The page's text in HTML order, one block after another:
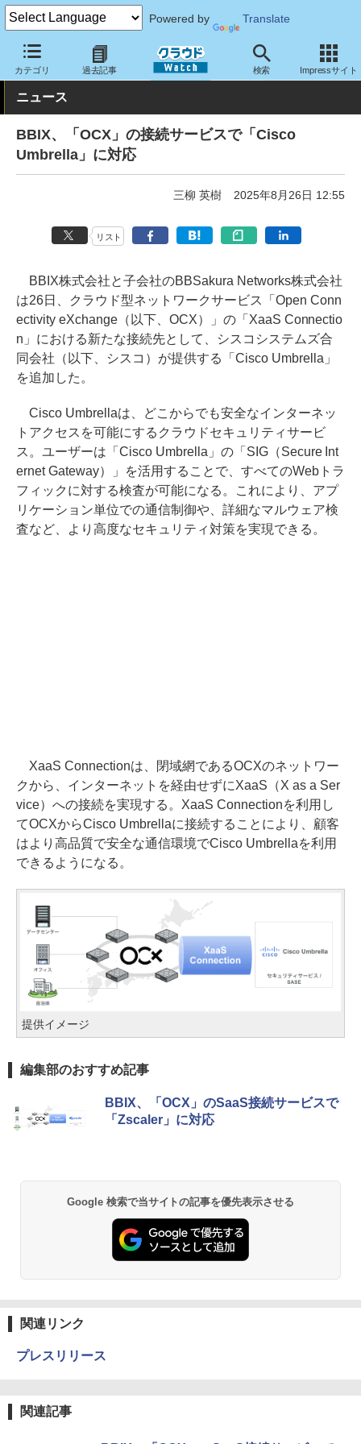
Powered by Translate
カテゴリ 過去記事 検索 Impressサイト
クラウド Watch ネットワーク 通信インフラ
ニュース
BBIX、「OCX」の接続サービスで「Cisco
Umbrella」に対応
三柳 英樹 2025年8月26日 12:55
リスト
BBIX株式会社と子会社のBBSakura Networks株式会社
は26日、クラウド型ネットワークサービス「Open Conn
ectivity eXchange（以下、OCX）」の「XaaS Connectio
n」における新たな接続先として、シスコシステムズ合
同会社（以下、シスコ）が提供する「Cisco Umbrella」
を追加した。
Cisco Umbrellaは、どこからでも安全なインターネッ
トアクセスを可能にするクラウドセキュリティサービ
ス。ユーザーは「Cisco Umbrella」の「SIG（Secure Int
ernet Gateway）」を活用することで、すべてのWebトラ
フィックに対する検査が可能になる。これにより、アプ
リケーション単位での通信制御や、詳細なマルウェア検
査など、より高度なセキュリティ対策を実現できる。
XaaS Connectionは、閉域網であるOCXのネットワー
クから、インターネットを経由せずにXaaS（X as a Ser
vice）への接続を実現する。XaaS Connectionを利用し
てOCXからCisco Umbrellaに接続することにより、顧客
はより高品質で安全な通信環境でCisco Umbrellaを利用
できるようになる。
提供イメージ
編集部のおすすめ記事
BBIX、「OCX」のSaaS接続サービスで
「Zscaler」に対応
Google 検索で当サイトの記事を優先表示させる
関連リンク
プレスリリース
関連記事